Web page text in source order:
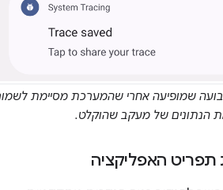
שמופיעה אחרי שהמערכת מסיימת לשמור
הנתונים של מעקב שהוקלט.
האפליקציה